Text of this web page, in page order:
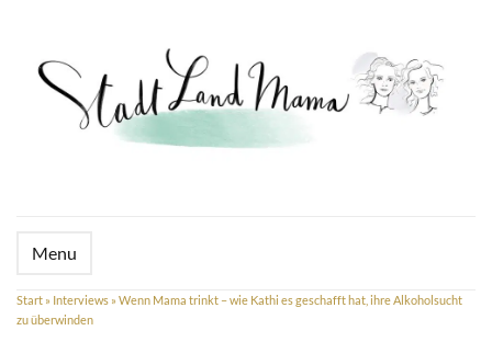
Menu
Start » Interviews » Wenn Mama trinkt – wie Kathi es geschafft hat, ihre Alkoholsucht
zu überwinden